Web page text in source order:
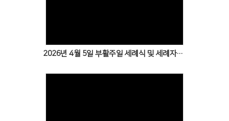
2026년 4월 5일 부활주일 세례식 및 세례자 헌신예배